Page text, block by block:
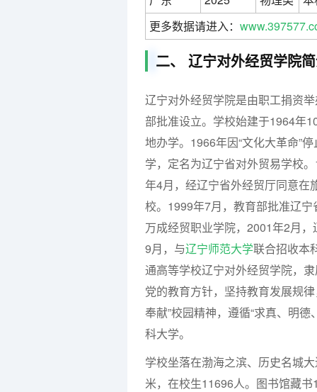
更多数据请进入：
二、 辽宁对外经贸学院
辽宁对外经贸学院是由职工捐资
部批准设立。学校始建于1964年
地办学。1966年因“文化大革命”
学，定名为辽宁省对外贸易学校
年4月，经辽宁省外经贸厅同意在
校。1999年7月，教育部批准辽
万成经贸职业学院，2001年2月
9月，与辽宁师范大学联合招收本
通高等学校辽宁对外经贸学院，
党的教育方针，坚持教育发展规
奉献”校园精神，遵循“求真、明
科大学。
学校坐落在渤海之滨、历史名城
米，在校生11696人。图书馆藏